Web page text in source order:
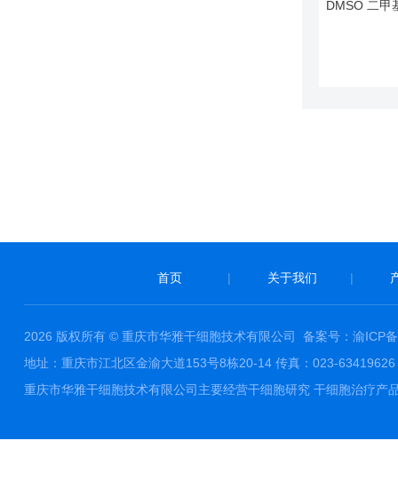
首页 | 关于我们 |
2026 版权所有 © 重庆市华雅干细胞技术有限公司 备案号：渝ICP
地址：重庆市江北区金渝大道153号8栋20-14 传真：023-
重庆市华雅干细胞技术有限公司主要经营干细胞研究 干细胞治疗产